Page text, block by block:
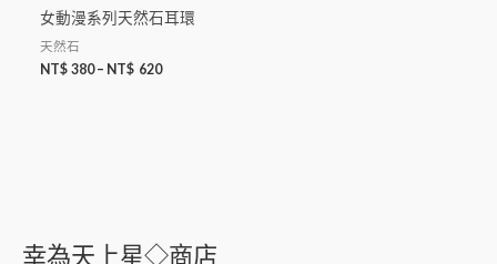
幸為天上星◇商店
女動漫系列天然石耳環
天然石
NT$ 380– NT$ 620